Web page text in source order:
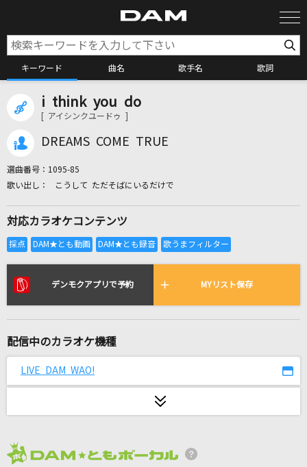
キーワード 曲名 歌手名 歌詞
カラオケ検索
全国りれき
リアルタイムで歌われている曲の一覧
[生音]オールドファッション
forever we can make it!
i think you do
[ アイシンクユードゥ ]
DREAMS COME TRUE
選曲番号： 1095-85
こうして ただそばにいるだけで
対応カラオケコンテンツ
デンモクアプリで予約 MYリスト保存
配信中のカラオケ機種
LIVE DAM WAO!